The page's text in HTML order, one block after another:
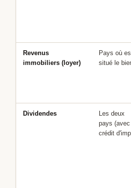
Revenus
immobiliers (loyer)
Pays où
situé le
Dividendes
Les deux
pays (avec
crédit